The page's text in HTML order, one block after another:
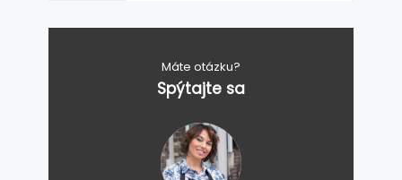
Máte otázku?
Spýtajte sa